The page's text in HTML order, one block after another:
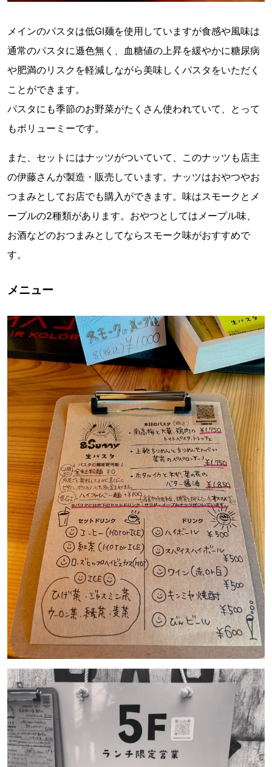
メインのパスタは低GI麺を使用していますが食感や風味は
通常のパスタに遜色無く、血糖値の上昇を緩やかに糖尿病
や肥満のリスクを軽減しながら美味しくパスタをいただく
ことができます。
パスタにも季節のお野菜がたくさん使われていて、とって
もボリューミーです。
また、セットにはナッツがついていて、このナッツも店主
の伊藤さんが製造・販売しています。ナッツはおやつやお
つまみとしてお店でも購入ができます。味はスモークとメ
ープルの2種類があります。おやつとしてはメープル味、
お酒などのおつまみとしてならスモーク味がおすすめで
す。
メニュー